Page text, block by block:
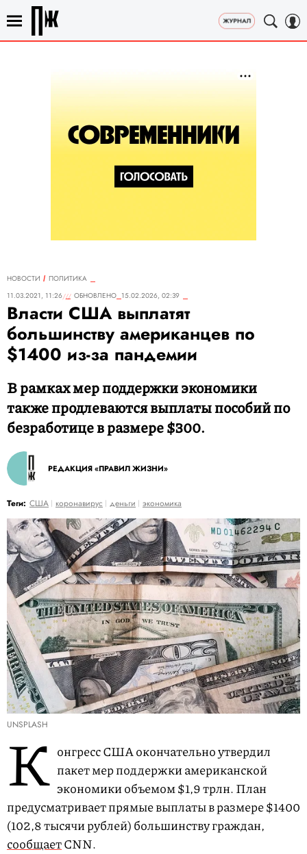
НОВОСТИ
ПОЛИТИКА
11.03.2021, 11:26
ОБНОВЛЕНО 15.02.2026, 02:39
Власти США выплатят
большинству американцев по
$1400 из-за пандемии
В рамках мер поддержки экономики
также продлеваются выплаты пособий по
безработице в размере $300.
РЕДАКЦИЯ «ПРАВИЛ ЖИЗНИ»
Теги: США коронавирус деньги экономика
UNSPLASH
К онгресс США окончательно утвердил
пакет мер поддержки американской
экономики объемом $1,9 трлн. План
предусматривает прямые выплаты в размере $1400
(102,8 тысячи рублей) большинству граждан,
сообщаетCNN.